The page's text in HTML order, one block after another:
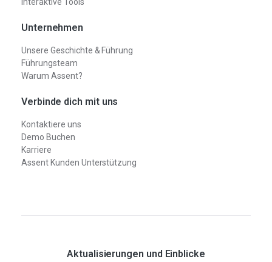
Unternehmen
Unsere Geschichte & Führung
Führungsteam
Warum Assent?
Verbinde dich mit uns
Kontaktiere uns
Demo Buchen
Karriere
Assent Kunden Unterstützung
Aktualisierungen und Einblicke